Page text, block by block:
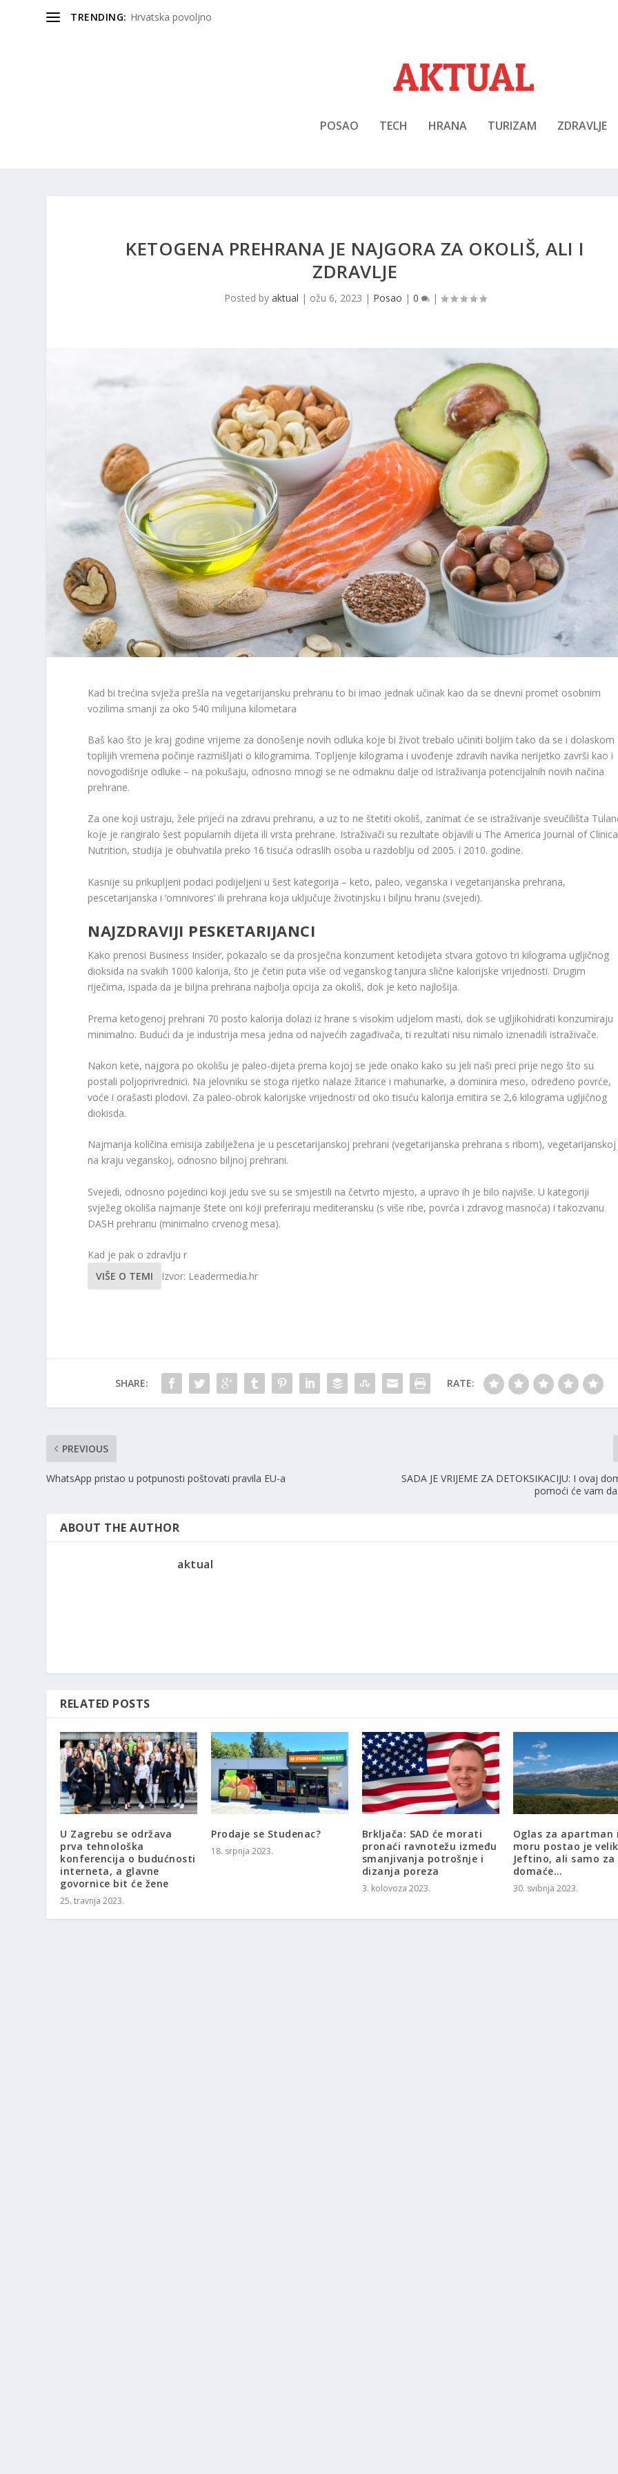
TRENDING: Hrvatska povoljno
POSAO TECH HRANA TURIZAM ZDRAVLJE
KETOGENA PREHRANA JE NAJGORA ZA OKOLIŠ, ALI I
ZDRAVLJE
Posted by aktual | ožu 6, 2023 | Posao | 0 |
Kad bi trećina svježa prešla na vegetarijansku prehranu to bi imao jednak učinak kao da se dnevni promet osobnim
vozilima smanji za oko 540 milijuna kilometara
Baš kao što je kraj godine vrijeme za donošenje novih odluka koje bi život trebalo učiniti boljim tako da se i dolaskom
toplijih vremena počinje razmišljati o kilogramima. Topljenje kilograma i uvođenje zdravih navika nerijetko završi kao i
novogodišnje odluke – na pokušaju, odnosno mnogi se ne odmaknu dalje od istraživanja potencijalnih novih načina
prehrane.
Za one koji ustraju, žele prijeći na zdravu prehranu, a uz to ne štetiti okoliš, zanimat će se istraživanje sveučilišta
koje je rangiralo šest popularnih dijeta ili vrsta prehrane. Istraživači su rezultate objavili u The America Journal of
Nutrition, studija je obuhvatila preko 16 tisuća odraslih osoba u razdoblju od 2005. i 2010. godine.
Kasnije su prikupljeni podaci podijeljeni u šest kategorija – keto, paleo, veganska i vegetarijanska prehrana,
pescetarijanska i ‘omnivores’ ili prehrana koja uključuje životinjsku i biljnu hranu (svejedi).
NAJZDRAVIJI PESKETARIJANCI
Kako prenosi Business Insider, pokazalo se da prosječna konzument ketodijeta stvara gotovo tri kilograma ugljičnog
dioksida na svakih 1000 kalorija, što je četiri puta više od veganskog tanjura slične kalorijske vrijednosti. Drugim
riječima, ispada da je biljna prehrana najbolja opcija za okoliš, dok je keto najlošija.
Prema ketogenoj prehrani 70 posto kalorija dolazi iz hrane s visokim udjelom masti, dok se ugljikohidrati konzumiraju
minimalno. Budući da je industrija mesa jedna od najvećih zagađivača, ti rezultati nisu nimalo iznenadili istraživače.
Nakon kete, najgora po okolišu je paleo-dijeta prema kojoj se jede onako kako su jeli naši preci prije nego što su
postali poljoprivrednici. Na jelovniku se stoga rijetko nalaze žitarice i mahunarke, a dominira meso, određeno povrće,
voće i orašasti plodovi. Za paleo-obrok kalorijske vrijednosti od oko tisuću kalorija emitira se 2,6 kilograma ugljičnog
diokisda.
Najmanja količina emisija zabilježena je u pescetarijanskoj prehrani (vegetarijanska prehrana s ribom), vegetarijanskoj
na kraju veganskoj, odnosno biljnoj prehrani.
Svejedi, odnosno pojedinci koji jedu sve su se smjestili na četvrto mjesto, a upravo ih je bilo najviše. U kategoriji
svježeg okoliša najmanje štete oni koji preferiraju mediteransku (s više ribe, povrća i zdravog masnoća) i takozvanu
DASH prehranu (minimalno crvenog mesa).
Kad je pak o zdravlju r
VIŠE O TEMI
Izvor: Leadermedia.hr
SHARE: RATE:
PREVIOUS
WhatsApp pristao u potpunosti poštovati pravila EU-a
SADA JE VRIJEME ZA DETOKSIKACIJU: I ovaj
pomoći će vam
ABOUT THE AUTHOR
aktual
RELATED POSTS
U Zagrebu se održava
prva tehnološka
konferencija o budućnosti
interneta, a glavne
govornice bit će žene
25. travnja 2023.
Prodaje se Studenac?
18. srpnja 2023.
Brkljača: SAD će morati
pronaći ravnotežu između
smanjivanja potrošnje i
dizanja poreza
3. kolovoza 2023.
Oglas za apartman
moru postao je
Jeftino, ali samo za
domaće…
30. svibnja 2023.